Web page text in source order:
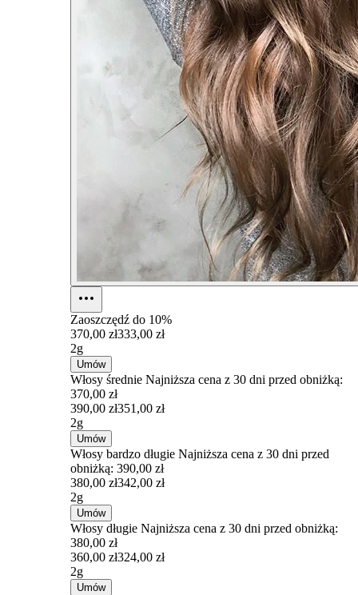
Zaoszczędź do 10%
370,00 zł333,00 zł
2g
Umów
Włosy średnie Najniższa cena z 30 dni przed obniżką:
370,00 zł
390,00 zł351,00 zł
2g
Umów
Włosy bardzo długie Najniższa cena z 30 dni przed
obniżką: 390,00 zł
380,00 zł342,00 zł
2g
Umów
Włosy długie Najniższa cena z 30 dni przed obniżką:
380,00 zł
360,00 zł324,00 zł
2g
Umów